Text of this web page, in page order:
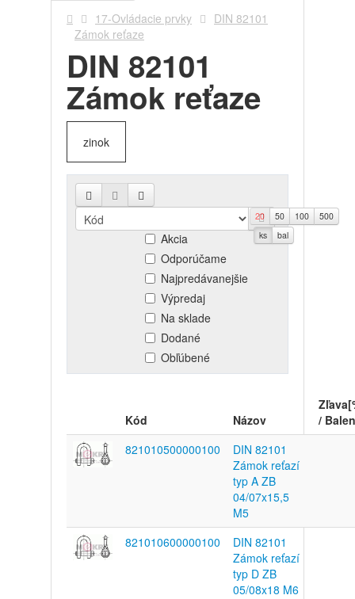
17-Ovládacie prvky
DIN 82101
Zámok reťaze
DIN 82101
Zámok reťaze
zinok
Akcia
Odporúčame
Najpredávanejšie
Výpredaj
Na sklade
Dodané
Obľúbené
20 50 100
500
ks
bal
Kód Názov
/
821010500000100
DIN 82101
Zámok reťazí
typ A ZB
04/07x15,5
M5
821010600000100
DIN 82101
Zámok reťazí
typ D ZB
05/08x18 M6